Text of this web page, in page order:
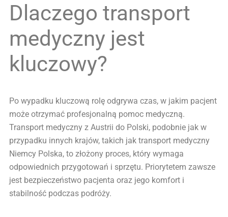
Dlaczego transport
medyczny jest
kluczowy?
Po wypadku kluczową rolę odgrywa czas, w jakim pacjent
może otrzymać profesjonalną pomoc medyczną.
Transport medyczny z Austrii do Polski, podobnie jak w
przypadku innych krajów, takich jak transport medyczny
Niemcy Polska, to złożony proces, który wymaga
odpowiednich przygotowań i sprzętu. Priorytetem zawsze
jest bezpieczeństwo pacjenta oraz jego komfort i
stabilność podczas podróży.